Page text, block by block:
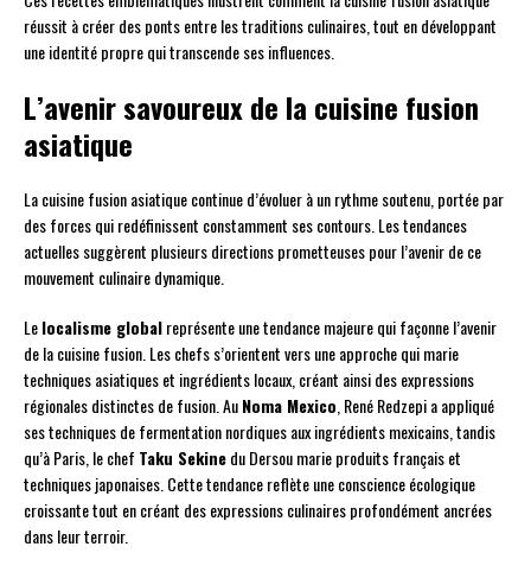
réussit à créer des ponts entre les traditions culinaires, tout en développant
une identité propre qui transcende ses influences.
L’avenir savoureux de la cuisine fusion
asiatique
La cuisine fusion asiatique continue d’évoluer à un rythme soutenu, portée par
des forces qui redéfinissent constamment ses contours. Les tendances
actuelles suggèrent plusieurs directions prometteuses pour l’avenir de ce
mouvement culinaire dynamique.
Lelocalisme globalreprésente une tendance majeure qui façonne l’avenir
de la cuisine fusion. Les chefs s’orientent vers une approche qui marie
techniques asiatiques et ingrédients locaux, créant ainsi des expressions
régionales distinctes de fusion. AuNoma Mexico, René Redzepi a appliqué
ses techniques de fermentation nordiques aux ingrédients mexicains, tandis
qu’à Paris, le chef Taku Sekinedu Dersou marie produits français et
techniques japonaises. Cette tendance reflète une conscience écologique
croissante tout en créant des expressions culinaires profondément ancrées
dans leur terroir.